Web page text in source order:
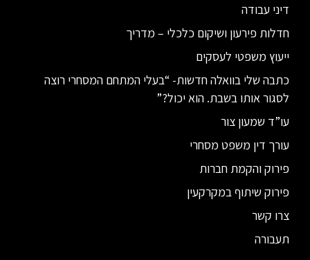
דיני עבודה
חדלות פירעון ושיקום כלכלי – מדריך
ייעוץ משפטי לעסקים
כתבה שלי בוואלה חדשות- “בעלי המתחם המסחרי רוצה
לסגור אותו בשבת. הוא יכול?”
עו”ד שמעון צור
עורך דין משפט מסחרי
פירוק והקמת חברות
פירוק שיתוף במקרקעין
צרו קשר
תעבורה